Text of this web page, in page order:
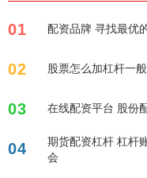
01 配资品牌 寻找最优
02 股票怎么加杠杆一
03 在线配资平台 股份
04
期货配资杠杆 杠杆
会